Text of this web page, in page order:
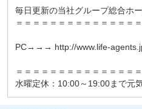
毎日更新の当社グループ総合ホ
＝＝＝＝＝＝＝＝＝＝＝＝＝＝
PC→→→ http://www.life-
＝＝＝＝＝＝＝＝＝＝＝＝＝＝
水曜定休：10:00～19:00まで元